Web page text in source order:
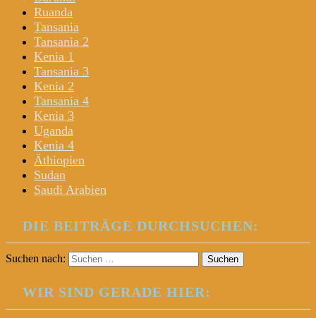
Ruanda
Tansania
Tansania 2
Kenia 1
Tansania 3
Kenia 2
Tansania 4
Kenia 3
Uganda
Kenia 4
Äthiopien
Sudan
Saudi Arabien
DIE BEITRÄGE DURCHSUCHEN:
Suchen nach:
WIR SIND GERADE HIER: